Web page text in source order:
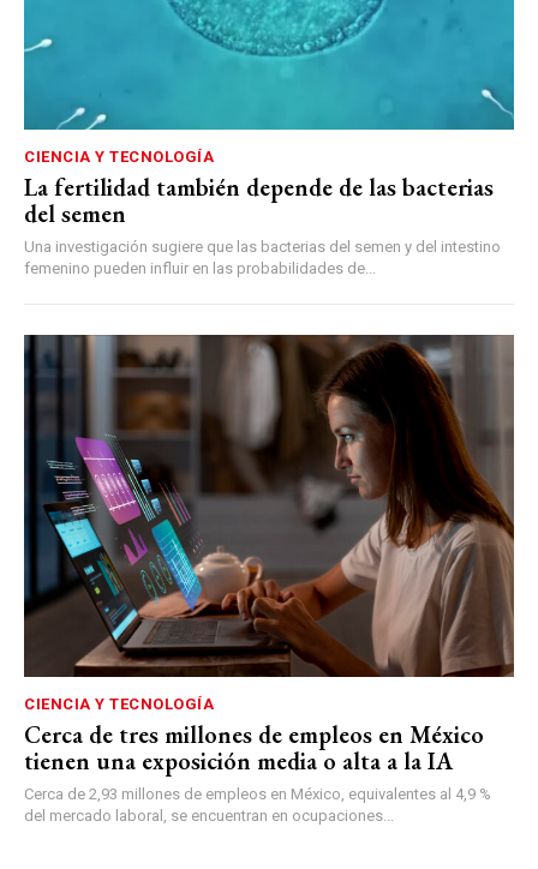
CIENCIA Y TECNOLOGÍA
La fertilidad también depende de las bacterias
del semen
Una investigación sugiere que las bacterias del semen y del intestino
femenino pueden influir en las probabilidades de...
CIENCIA Y TECNOLOGÍA
Cerca de tres millones de empleos en México
tienen una exposición media o alta a la IA
Cerca de 2,93 millones de empleos en México, equivalentes al 4,9 %
del mercado laboral, se encuentran en ocupaciones...